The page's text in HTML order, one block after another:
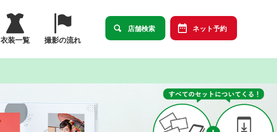
衣装一覧 撮影の流れ
店舗検索 ネット予約